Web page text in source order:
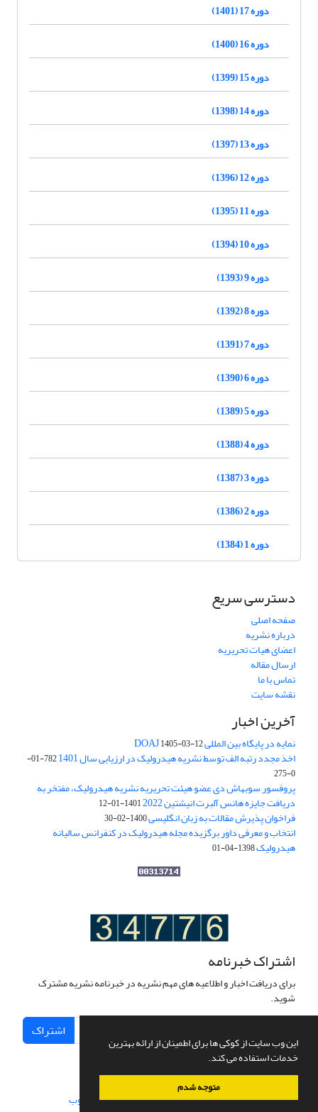
این وب سایت از کوکی ها برای اطمینان از ارائه بهترین
خدمات استفاده می کند.
متوجه شدم
دوره 17 (1401)
دوره 16 (1400)
دوره 15 (1399)
دوره 14 (1398)
دوره 13 (1397)
دوره 12 (1396)
دوره 11 (1395)
دوره 10 (1394)
دوره 9 (1393)
دوره 8 (1392)
دوره 7 (1391)
دوره 6 (1390)
دوره 5 (1389)
دوره 4 (1388)
دوره 3 (1387)
دوره 2 (1386)
دوره 1 (1384)
دسترسی سریع
صفحه اصلی
درباره نشریه
اعضای هیات تحریریه
ارسال مقاله
تماس با ما
نقشه سایت
آخرین اخبار
نمایه در پایگاه بین المللی DOAJ1405-03-12
اخذ مجدد رتبه الف توسط نشریه هیدرولیک در ارزیابی سال 1401
782-01-
0-275
پروفسور سوبهاش دی عضو هیئت تحریریه نشریه هیدرولیک، مفتخر به
دریافت جایزه هانس آلبرت انیشتین 2022 1401-01-12
فراخوان پذیرش مقالات به زبان انگلیسی1400-02-30
انتخاب و معرفی داور برگزیده مجله هیدرولیک در کنفرانس سالیانه
هیدرولیک1398-04-01
اشتراک خبرنامه
برای دریافت اخبار و اطلاعیه های مهم نشریه در خبرنامه نشریه مشترک
شوید.
اشتراک
سامانه مدیریت نشریات علمی.طراحی و پیاده سازی از سیناوب